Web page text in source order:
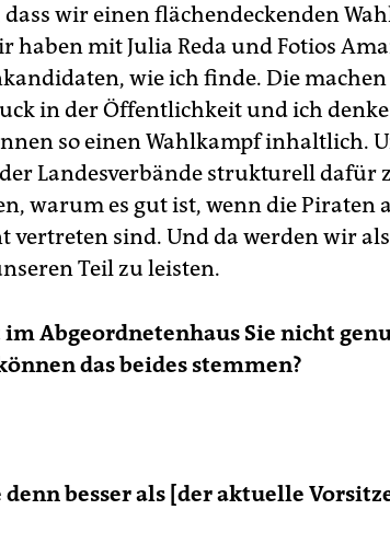
dass wir einen flächendeckenden
haben mit Julia Reda und Fotios
wie ich finde. Die
in der Öffentlichkeit und ich denke
so einen Wahlkampf inhaltlich.
Landesverbände strukturell dafür
warum es gut ist, wenn die Piraten
vertreten sind. Und da werden wir
Teil zu leisten.
Abgeordnetenhaus Sie nicht
das beides stemmen?
denn besser als [der aktuelle